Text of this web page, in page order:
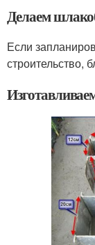
Делаем
Если
строительство,